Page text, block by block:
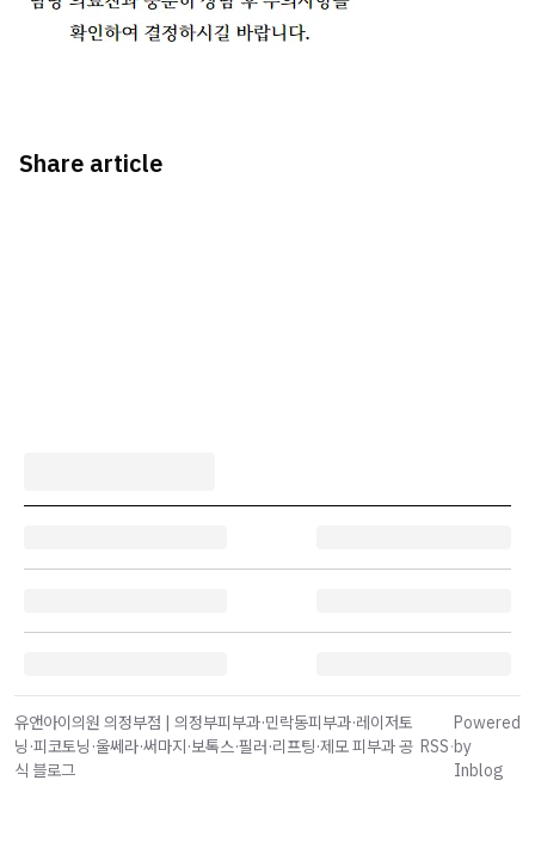
Share article
유앤아이의원 의정부점 | 의정부피부과·민락동피부과·레이저토
닝·피코토닝·울쎄라·써마지·보톡스·필러·리프팅·제모 피부과 공
식 블로그
RSS·
Powered
by
Inblog